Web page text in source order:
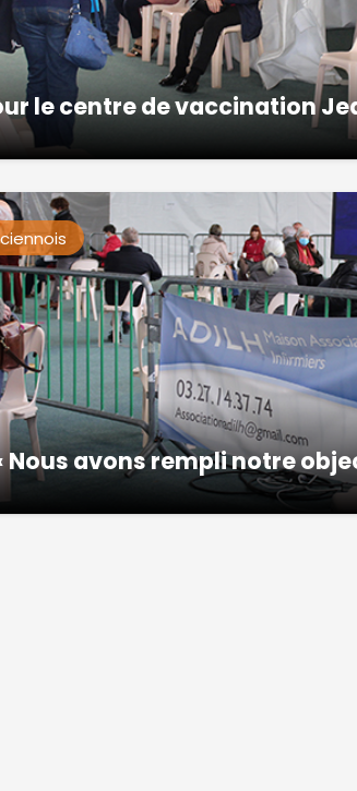
le centre de vaccination
Nous avons rempli notre